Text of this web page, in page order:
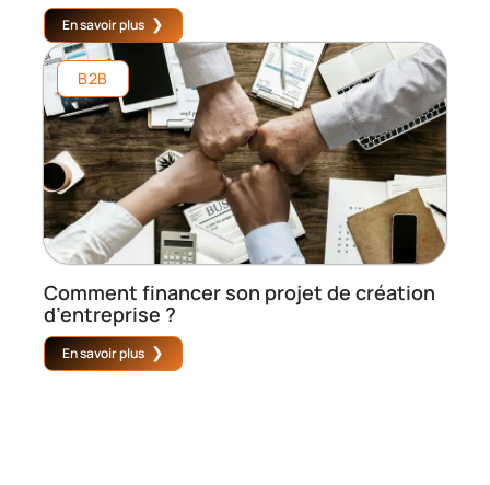
En savoir plus
B2B
Comment financer son projet de création
d’entreprise ?
En savoir plus